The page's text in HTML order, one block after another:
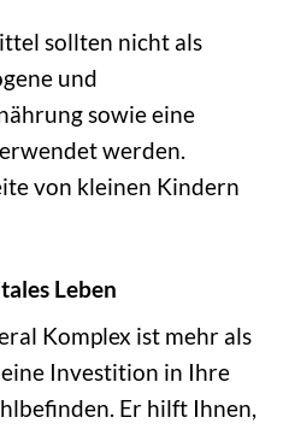
sollten nicht als
und
sowie eine
werden.
von kleinen Kindern
Leben
Komplex ist mehr als
Investition in Ihre
Er hilft Ihnen,